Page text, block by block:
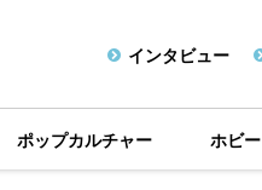
インタビュー
ポップカルチャー ホビー